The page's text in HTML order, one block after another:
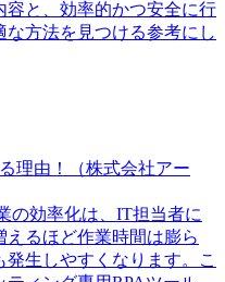
容と、効率的かつ安全に行
な方法を見つける参考にし
理由！（株式会社アー
の効率化は、IT担当者に
るほど作業時間は膨ら
生しやすくなります。こ